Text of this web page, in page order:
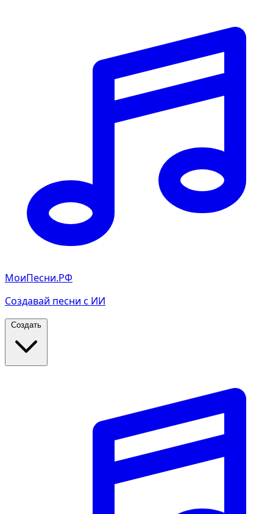
МоиПесни.РФ
Создавай песни с ИИ
Создать